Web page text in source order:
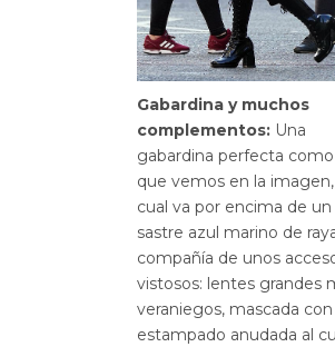
Gabardina y muchos
complementos: Una
gabardina perfecta como
que vemos en la imagen,
cual va por encima de un
sastre azul marino de
compañía de unos
vistosos: lentes grandes
veraniegos, mascada con
estampado anudada al